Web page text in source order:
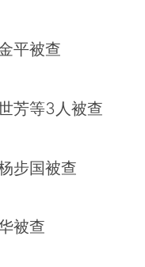
平被查
芳等3人被查
步国被查
被查